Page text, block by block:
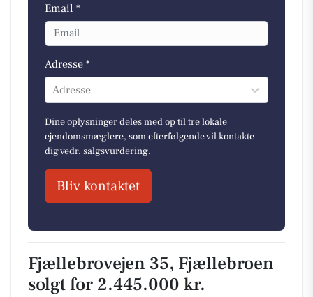
Email *
Adresse *
Adresse
Dine oplysninger deles med op til tre lokale
ejendomsmæglere, som efterfølgende vil kontakte
dig vedr. salgsvurdering.
Bliv kontaktet
Fjællebrovejen 35, Fjællebroen
solgt for 2.445.000 kr.